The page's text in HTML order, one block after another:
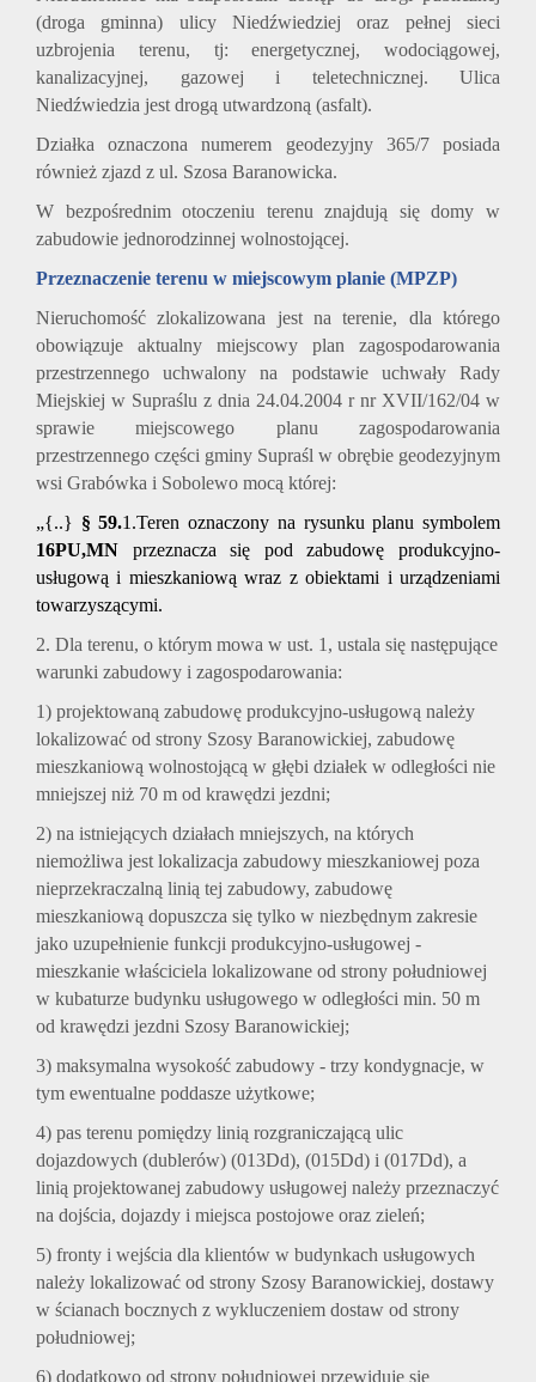
(droga gminna) ulicy Niedźwiedziej oraz pełnej sieci
uzbrojenia terenu, tj: energetycznej, wodociągowej,
kanalizacyjnej, gazowej i teletechnicznej. Ulica
Niedźwiedzia jest drogą utwardzoną (asfalt).
Działka oznaczona numerem geodezyjny 365/7 posiada
również zjazd z ul. Szosa Baranowicka.
W bezpośrednim otoczeniu terenu znajdują się domy w
zabudowie jednorodzinnej wolnostojącej.
Przeznaczenie terenu w miejscowym planie (MPZP)
Nieruchomość zlokalizowana jest na terenie, dla którego
obowiązuje aktualny miejscowy plan zagospodarowania
przestrzennego uchwalony na podstawie uchwały Rady
Miejskiej w Supraślu z dnia 24.04.2004 r nr XVII/162/04 w
sprawie miejscowego planu zagospodarowania
przestrzennego części gminy Supraśl w obrębie geodezyjnym
wsi Grabówka i Sobolewo mocą której:
„{..} § 59.1.Teren oznaczony na rysunku planu symbolem
16PU,MN przeznacza się pod zabudowę produkcyjno-
usługową i mieszkaniową wraz z obiektami i urządzeniami
towarzyszącymi.
2. Dla terenu, o którym mowa w ust. 1, ustala się następujące
warunki zabudowy i zagospodarowania:
1) projektowaną zabudowę produkcyjno-usługową należy
lokalizować od strony Szosy Baranowickiej, zabudowę
mieszkaniową wolnostojącą w głębi działek w odległości nie
mniejszej niż 70 m od krawędzi jezdni;
2) na istniejących działach mniejszych, na których
niemożliwa jest lokalizacja zabudowy mieszkaniowej poza
nieprzekraczalną linią tej zabudowy, zabudowę
mieszkaniową dopuszcza się tylko w niezbędnym zakresie
jako uzupełnienie funkcji produkcyjno-usługowej -
mieszkanie właściciela lokalizowane od strony południowej
w kubaturze budynku usługowego w odległości min. 50 m
od krawędzi jezdni Szosy Baranowickiej;
3) maksymalna wysokość zabudowy - trzy kondygnacje, w
tym ewentualne poddasze użytkowe;
4) pas terenu pomiędzy linią rozgraniczającą ulic
dojazdowych (dublerów) (013Dd), (015Dd) i (017Dd), a
linią projektowanej zabudowy usługowej należy przeznaczyć
na dojścia, dojazdy i miejsca postojowe oraz zieleń;
5) fronty i wejścia dla klientów w budynkach usługowych
należy lokalizować od strony Szosy Baranowickiej, dostawy
w ścianach bocznych z wykluczeniem dostaw od strony
południowej;
6) dodatkowo od strony południowej przewiduje się